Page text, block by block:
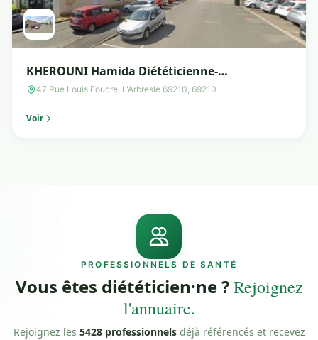
KHEROUNI Hamida Diététicienne-
Nutritionniste
47 Rue Louis Foucre, L'Arbresle 69210, 69210
Voir
PROFESSIONNELS DE SANTÉ
Vous êtes diététicien·ne ?Rejoignez
l'annuaire.
Rejoignez les 5428 professionnelsdéjà référencés et recevez